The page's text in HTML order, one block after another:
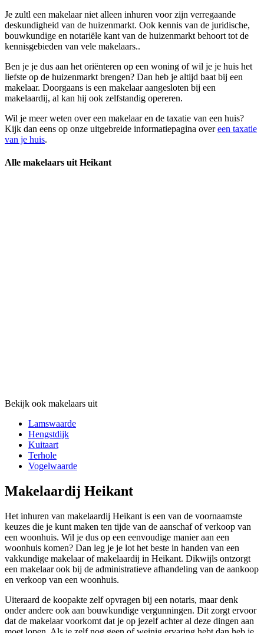
Je zultl een makelaar niet alleen inhuren voor zijn verregaande
deskundigheid van de huizenmarkt. Ook kennis van de juridische,
bouwkundige en notariële kant van de huizenmarkt behoort tot de
kennisgebieden van vele makelaars..
Ben je je dus aan het oriënteren op een woning of wil je je huis het
liefste op de huizenmarkt brengen? Dan heb je altijd baat bij een
makelaar. Doorgaans is een makelaar aangesloten bij een
makelaardij, al kan hij ook zelfstandig opereren.
Wil je meer weten over een makelaar en de taxatie van een huis?
Kijk dan eens op onze uitgebreide informatiepagina overeen taxatie
van je huis.
Alle makelaars uit Heikant
Bekijk ook makelaars uit
Lamswaarde
Hengstdijk
Kuitaart
Terhole
Vogelwaarde
Makelaardij Heikant
Het inhuren van makelaardij Heikant is een van de voornaamste
keuzes die je kunt maken ten tijde van de aanschaf of verkoop van
een woonhuis. Wil je dus op een eenvoudige manier aan een
woonhuis komen? Dan leg je je lot het beste in handen van een
vakkundige makelaar of makelaardij in Heikant. Dikwijls ontzorgt
een makelaar ook bij de administratieve afhandeling van de aankoop
en verkoop van een woonhuis.
Uiteraard de koopakte zelf opvragen bij een notaris, maar denk
onder andere ook aan bouwkundige vergunningen. Dit zorgt ervoor
dat de makelaar voorkomt dat je op jezelf achter al deze dingen aan